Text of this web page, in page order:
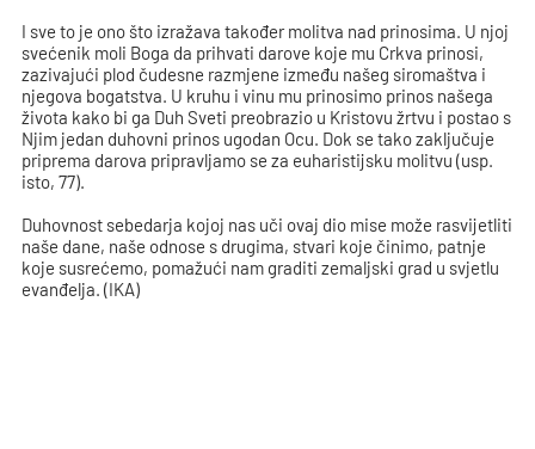
I sve to je ono što izražava također molitva nad prinosima. U njoj
svećenik moli Boga da prihvati darove koje mu Crkva prinosi,
zazivajući plod čudesne razmjene između našeg siromaštva i
njegova bogatstva. U kruhu i vinu mu prinosimo prinos našega
života kako bi ga Duh Sveti preobrazio u Kristovu žrtvu i postao s
Njim jedan duhovni prinos ugodan Ocu. Dok se tako zaključuje
priprema darova pripravljamo se za euharistijsku molitvu (usp.
isto, 77).
Duhovnost sebedarja kojoj nas uči ovaj dio mise može rasvijetliti
naše dane, naše odnose s drugima, stvari koje činimo, patnje
koje susrećemo, pomažući nam graditi zemaljski grad u svjetlu
evanđelja. (IKA)